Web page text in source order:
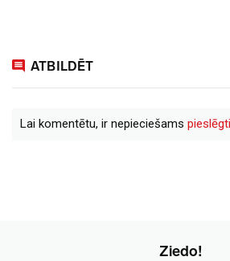
ATBILDĒT
Lai komentētu, ir nepieciešams
Ziedo!